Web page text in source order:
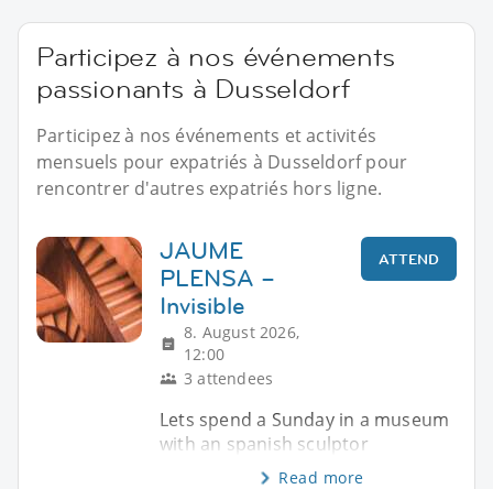
Participez à nos événements
passionants à Dusseldorf
Participez à nos événements et activités
mensuels pour expatriés à Dusseldorf pour
rencontrer d'autres expatriés hors ligne.
JAUME
PLENSA –
Invisible
8. August 2026,
12:00
3 attendees
ATTEND
Lets spend a Sunday in a museum
with an spanish sculptor
Read more